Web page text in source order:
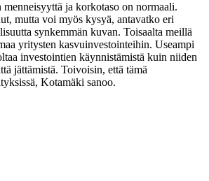
ja korkotaso on normaali.
mutta voi myös kysyä, antavatko eri
synkemmän kuvan. Toisaalta meillä
yritysten kasvuinvestointeihin. Useampi
investointien käynnistämistä kuin niiden
jättämistä. Toivoisin, että tämä
Kotamäki sanoo.